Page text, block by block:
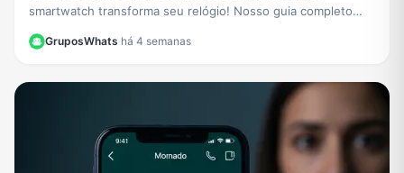
smartwatch transforma seu relógio! Nosso guia completo
GruposWhats·há 4 semanas